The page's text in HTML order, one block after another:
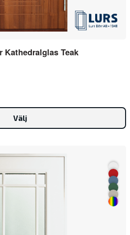
70 års erfarenhet av att skapa
i olika stilar för att passa alla
med lås från Assa och robust
din dörr med exklusiva
för dig som söker
sortiment och hitta en dörr
oss idag för att lära dig
dig!
Kathedralglas Teak
Välj